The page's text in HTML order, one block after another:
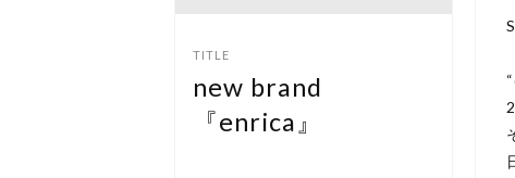
new brand
『enrica』